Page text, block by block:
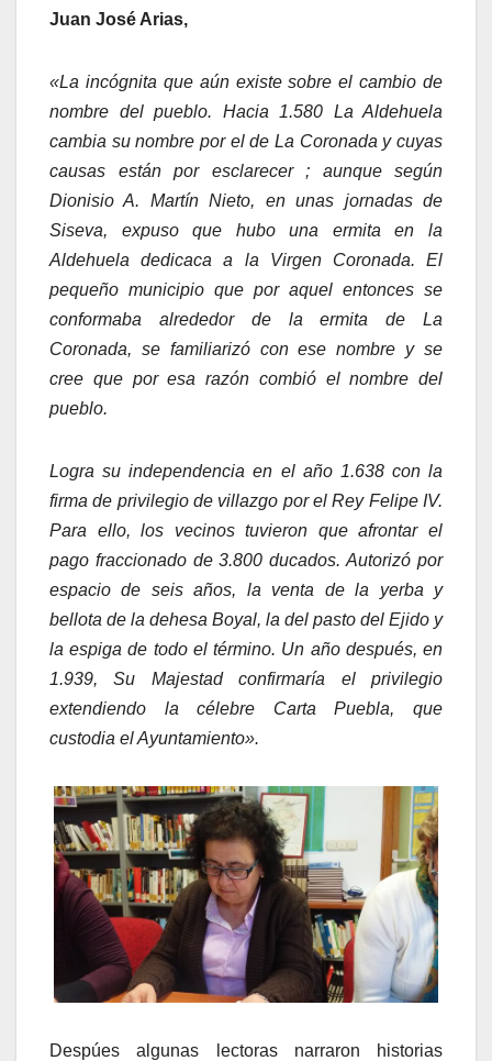
Juan José Arias,
«La incógnita que aún existe sobre el cambio de
nombre del pueblo. Hacia 1.580 La Aldehuela
cambia su nombre por el de La Coronada y cuyas
causas están por esclarecer ; aunque según
Dionisio A. Martín Nieto, en unas jornadas de
Siseva, expuso que hubo una ermita en la
Aldehuela dedicaca a la Virgen Coronada. El
pequeño municipio que por aquel entonces se
conformaba alrededor de la ermita de La
Coronada, se familiarizó con ese nombre y se
cree que por esa razón combió el nombre del
pueblo.
Logra su independencia en el año 1.638 con la
firma de privilegio de villazgo por el Rey Felipe IV.
Para ello, los vecinos tuvieron que afrontar el
pago fraccionado de 3.800 ducados. Autorizó por
espacio de seis años, la venta de la yerba y
bellota de la dehesa Boyal, la del pasto del Ejido y
la espiga de todo el término. Un año después, en
1.939, Su Majestad confirmaría el privilegio
extendiendo la célebre Carta Puebla, que
custodia el Ayuntamiento».
Despúes algunas lectoras narraron historias